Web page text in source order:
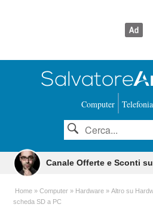
Computer Telefonia
Canale Offerte e Sconti
Home Computer Hardware Altro su
scheda SD a PC